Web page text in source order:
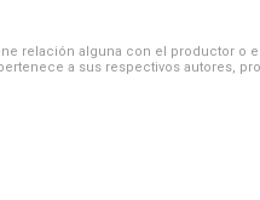
relación alguna con el productor o
a sus respectivos autores,